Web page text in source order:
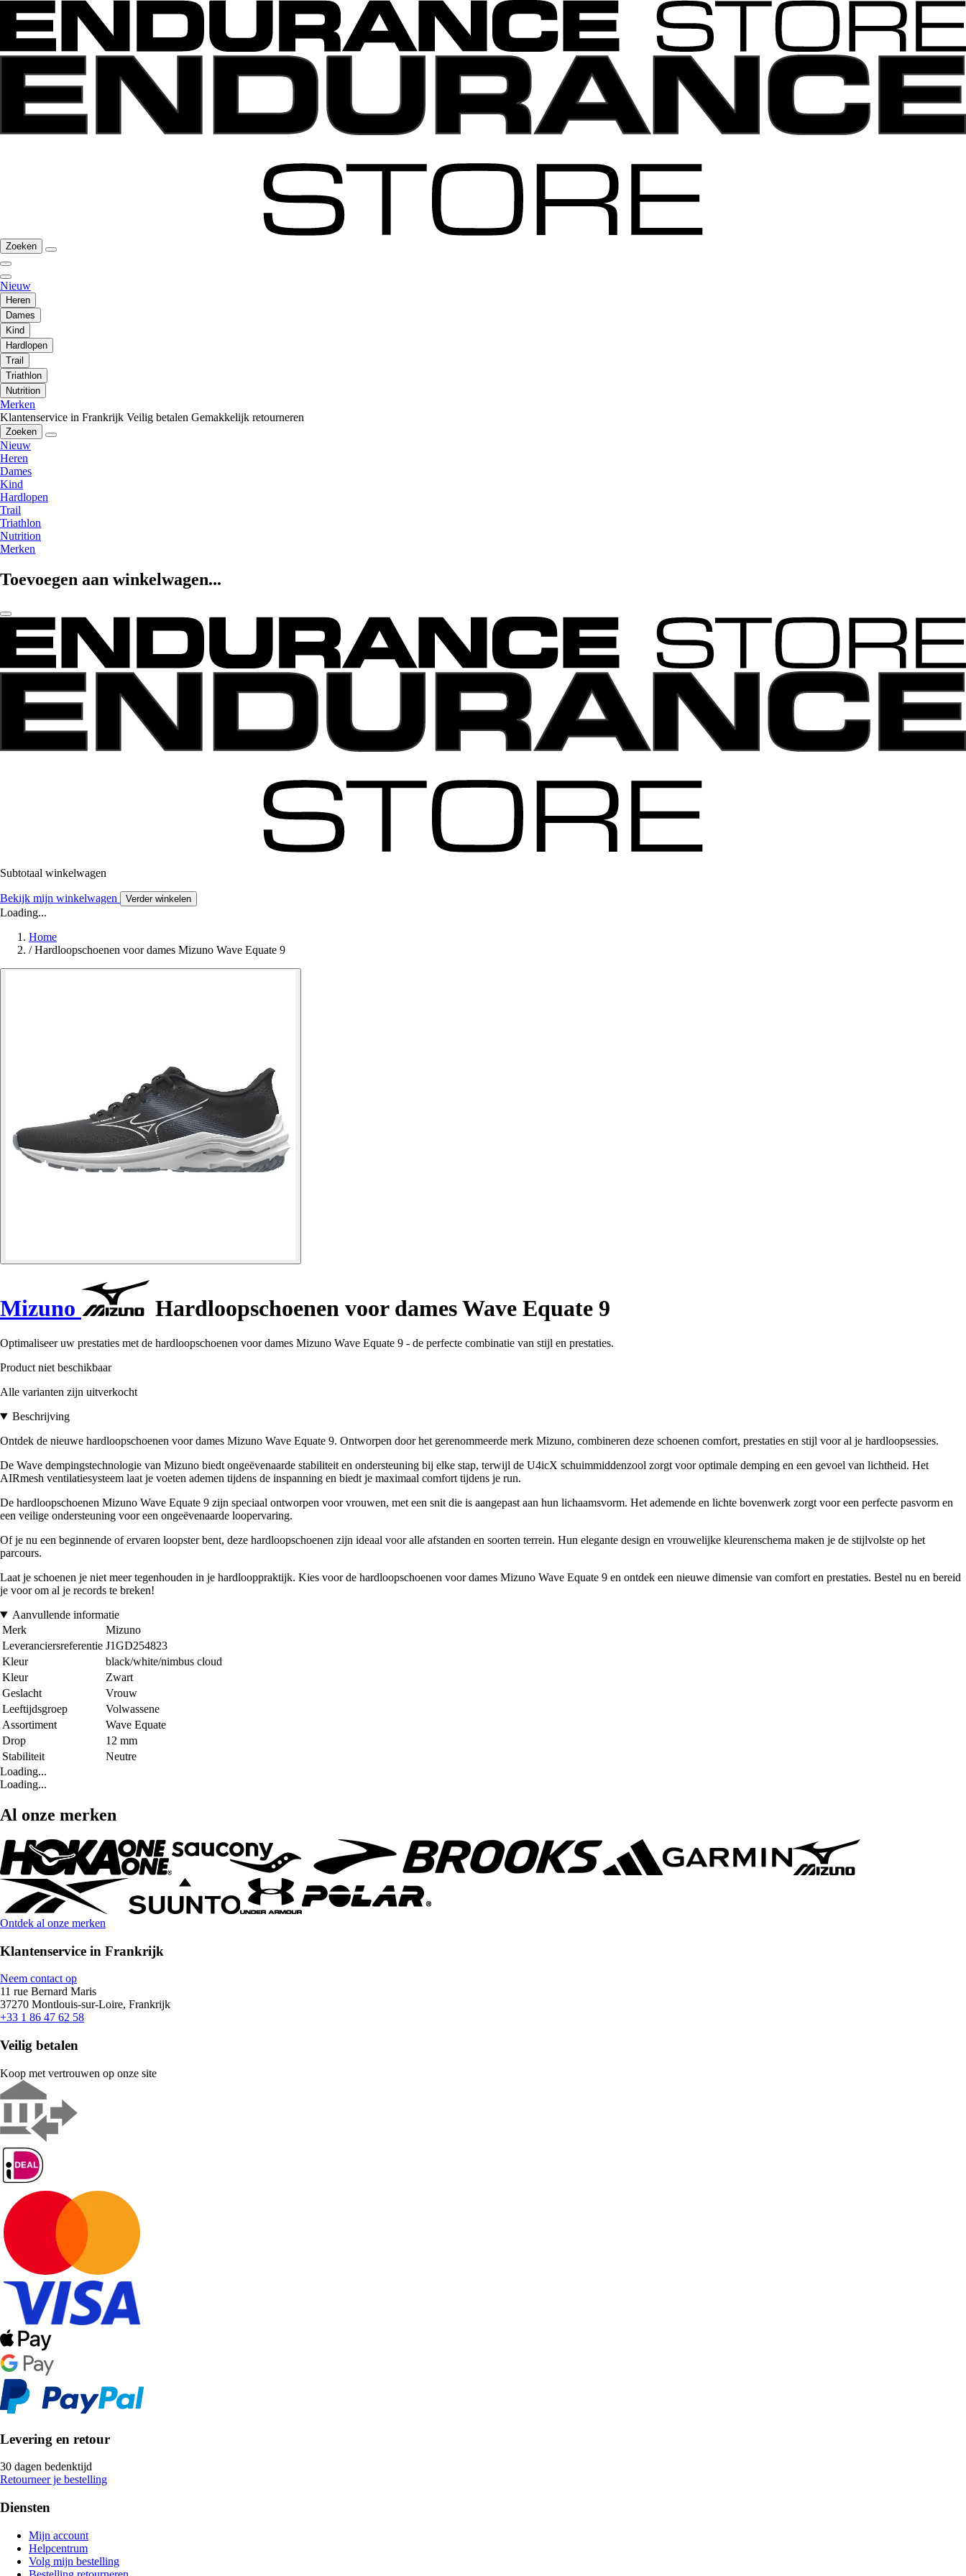
Zoeken
Nieuw
Heren
Dames
Kind
Hardlopen
Trail
Triathlon
Nutrition
Merken
Klantenservice in Frankrijk Veilig betalen Gemakkelijk retourneren
Zoeken
Nieuw
Heren
Dames
Kind
Hardlopen
Trail
Triathlon
Nutrition
Merken
Toevoegen aan winkelwagen...
Subtotaal winkelwagen
Bekijk mijn winkelwagen Verder winkelen
Loading...
Home
/ Hardloopschoenen voor dames Mizuno Wave Equate 9
Mizuno Hardloopschoenen voor dames Wave Equate 9
Optimaliseer uw prestaties met de hardloopschoenen voor dames Mizuno Wave Equate 9 - de perfecte combinatie van stijl en prestaties.
Product niet beschikbaar
Alle varianten zijn uitverkocht
Beschrijving
Ontdek de nieuwe hardloopschoenen voor dames Mizuno Wave Equate 9. Ontworpen door het gerenommeerde merk Mizuno, combineren deze schoenen comfort, prestaties en stijl voor al je hardloopsessies.
De Wave dempingstechnologie van Mizuno biedt ongeëvenaarde stabiliteit en ondersteuning bij elke stap, terwijl de U4icX schuimmiddenzool zorgt voor optimale demping en een gevoel van lichtheid. Het
AIRmesh ventilatiesysteem laat je voeten ademen tijdens de inspanning en biedt je maximaal comfort tijdens je run.
De hardloopschoenen Mizuno Wave Equate 9 zijn speciaal ontworpen voor vrouwen, met een snit die is aangepast aan hun lichaamsvorm. Het ademende en lichte bovenwerk zorgt voor een perfecte pasvorm en
een veilige ondersteuning voor een ongeëvenaarde loopervaring.
Of je nu een beginnende of ervaren loopster bent, deze hardloopschoenen zijn ideaal voor alle afstanden en soorten terrein. Hun elegante design en vrouwelijke kleurenschema maken je de stijlvolste op het
parcours.
Laat je schoenen je niet meer tegenhouden in je hardlooppraktijk. Kies voor de hardloopschoenen voor dames Mizuno Wave Equate 9 en ontdek een nieuwe dimensie van comfort en prestaties. Bestel nu en bereid
je voor om al je records te breken!
Aanvullende informatie
Merk
Mizuno
Leveranciersreferentie J1GD254823
Kleur
black/white/nimbus cloud
Kleur
Zwart
Geslacht
Vrouw
Leeftijdsgroep
Volwassene
Assortiment
Wave Equate
Drop
12 mm
Stabiliteit
Neutre
Loading...
Loading...
Al onze merken
Ontdek al onze merken
Klantenservice in Frankrijk
Neem contact op
11 rue Bernard Maris
37270 Montlouis-sur-Loire, Frankrijk
+33 1 86 47 62 58
Veilig betalen
Koop met vertrouwen op onze site
Levering en retour
30 dagen bedenktijd
Retourneer je bestelling
Diensten
Mijn account
Helpcentrum
Volg mijn bestelling